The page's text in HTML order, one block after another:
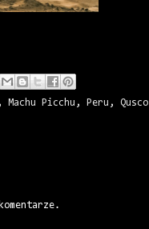
, Machu Picchu , Peru , Qusco